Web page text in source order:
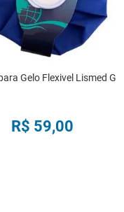
Gelo Flexivel Lismed G
R$ 59,00